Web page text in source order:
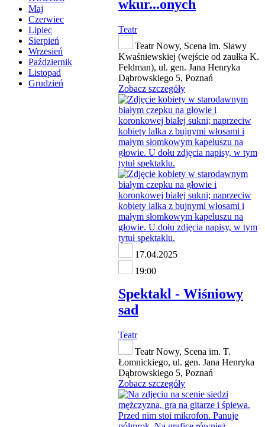
Maj
Czerwiec
Lipiec
Sierpień
Wrzesień
Październik
Listopad
Grudzień
wkur...onych
Teatr
Teatr Nowy, Scena im. Sławy
Kwaśniewskiej (wejście od zaułka K.
Feldman), ul. gen. Jana Henryka
Dąbrowskiego 5, Poznań
Zobacz szczegóły
17.04.2025
19:00
Spektakl - Wiśniowy
sad
Teatr
Teatr Nowy, Scena im. T.
Łomnickiego, ul. gen. Jana Henryka
Dąbrowskiego 5, Poznań
Zobacz szczegóły